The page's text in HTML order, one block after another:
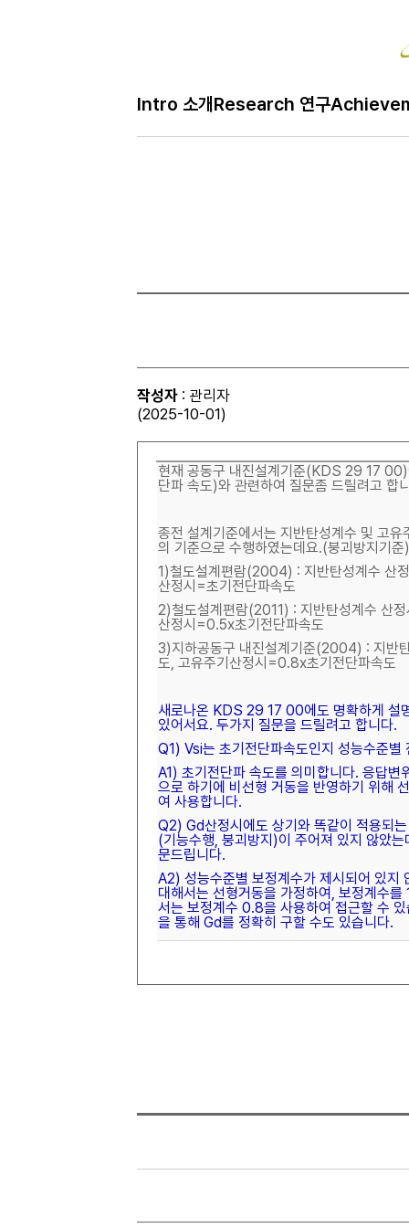
Intro 소개 Research 연구
작성자 : 관리자
(2025-10-01)
현재 공동구 내진설계기준(KDS 29 17
단파 속도)와 관련하여 질문좀 드릴려고 합
종전 설계기준에서는 지반탄성계수 및 고
의 기준으로 수행하였는데요.(붕괴방지기준)
1)철도설계편람(2004) : 지반탄성계수 산
산정시=초기전단파속도
2)철도설계편람(2011) : 지반탄성계수 산
산정시=0.5x초기전단파속도
3)지하공동구 내진설계기준(2004) : 지반
도, 고유주기산정시=0.8x초기전단파속도
새로나온 KDS 29 17 00에도 명확하게 설
있어서요. 두가지 질문을 드릴려고 합니다.
Q1) Vsi는 초기전단파속도인지 성능수준별
A1) 초기전단파 속도를 의미합니다. 응답변
으로 하기에 비선형 거동을 반영하기 위해
여 사용합니다.
Q2) Gd산정시에도 상기와 똑같이 적용되
(기능수행, 붕괴방지)이 주어져 있지 않았
문드립니다.
A2) 성능수준별 보정계수가 제시되어 있지
대해서는 선형거동을 가정하여, 보정계수
서는 보정계수 0.8을 사용하여 접근할 수
을 통해 Gd를 정확히 구할 수도 있습니다.